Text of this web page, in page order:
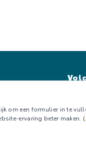
om een formulier in te
ervaring beter maken. (